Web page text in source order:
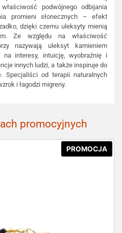
podwójnego odbijania
promieni słonecznych – efekt
dzięki czemu uleksyty mienią
Ze względu na właściwość
nazywają uleksyt kamieniem
na interesy, intuicję, wyobraźnię i
innych ludzi, a także inspiruje do
Specjaliści od terapii naturalnych
i łagodzi migreny.
promocyjnych
PROMOCJA